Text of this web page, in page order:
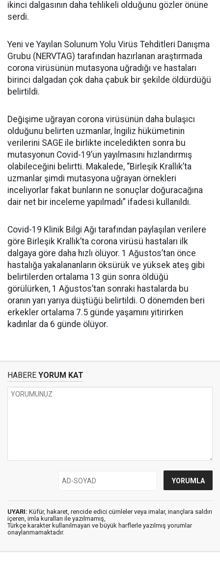
ikinci dalgasının daha tehlikeli olduğunu gözler önüne
serdi.
Yeni ve Yayılan Solunum Yolu Virüs Tehditleri Danışma
Grubu (NERVTAG) tarafından hazırlanan araştırmada
corona virüsünün mutasyona uğradığı ve hastaları
birinci dalgadan çok daha çabuk bir şekilde öldürdüğü
belirtildi.
Değişime uğrayan corona virüsünün daha bulaşıcı
olduğunu belirten uzmanlar, İngiliz hükümetinin
verilerini SAGE ile birlikte inceledikten sonra bu
mutasyonun Covid-19’un yayılmasını hızlandırmış
olabileceğini belirtti. Makalede, “Birleşik Krallık’ta
uzmanlar şimdi mutasyona uğrayan örnekleri
inceliyorlar fakat bunların ne sonuçlar doğuracağına
dair net bir inceleme yapılmadı” ifadesi kullanıldı.
Covid-19 Klinik Bilgi Ağı tarafından paylaşılan verilere
göre Birleşik Krallık’ta corona virüsü hastaları ilk
dalgaya göre daha hızlı ölüyor. 1 Ağustos’tan önce
hastalığa yakalananların öksürük ve yüksek ateş gibi
belirtilerden ortalama 13 gün sonra öldüğü
görülürken, 1 Ağustos’tan sonraki hastalarda bu
oranın yarı yarıya düştüğü belirtildi. O dönemden beri
erkekler ortalama 7.5 günde yaşamını yitirirken
kadınlar da 6 günde ölüyor.
HABERE YORUM KAT
UYARI: Küfür, hakaret, rencide edici cümleler veya imalar, inançlara saldırı
içeren, imla kuralları ile yazılmamış,
Türkçe karakter kullanılmayan ve büyük harflerle yazılmış yorumlar
onaylanmamaktadır.